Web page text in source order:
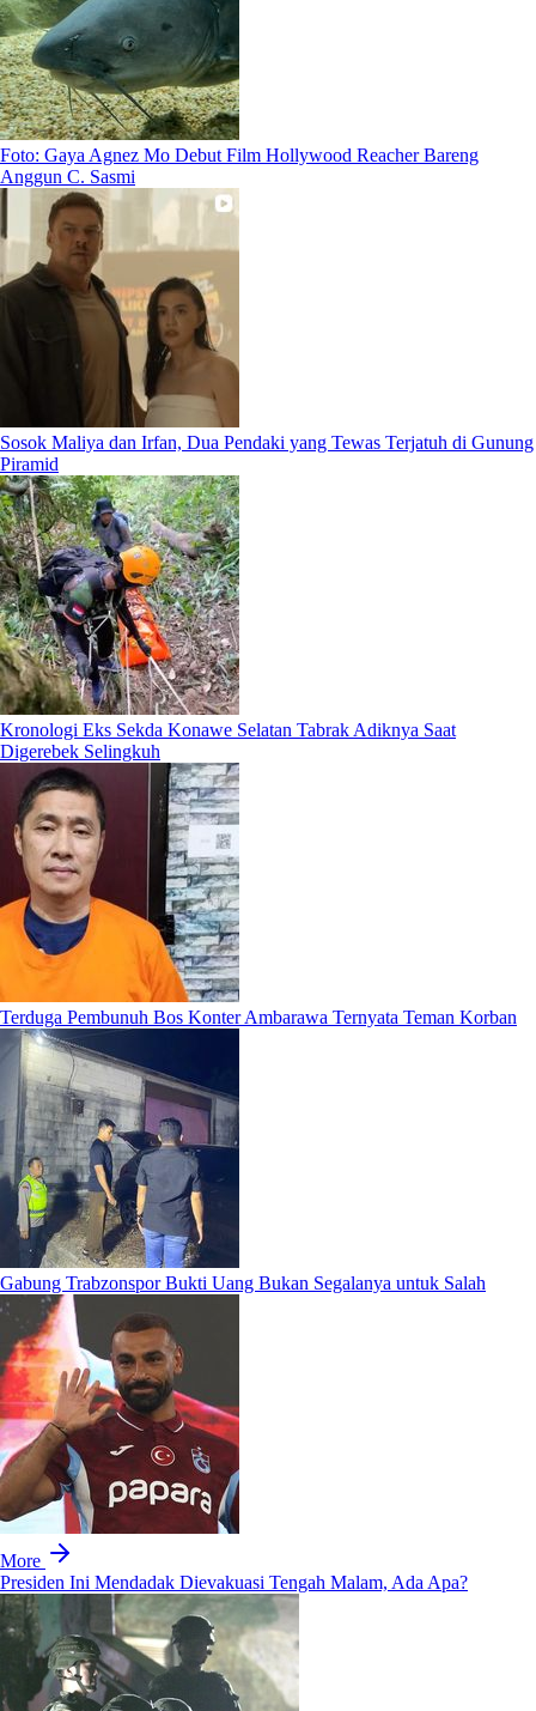
Foto: Gaya Agnez Mo Debut Film Hollywood Reacher Bareng
Anggun C. Sasmi
Sosok Maliya dan Irfan, Dua Pendaki yang Tewas Terjatuh di Gunung
Piramid
Kronologi Eks Sekda Konawe Selatan Tabrak Adiknya Saat
Digerebek Selingkuh
Terduga Pembunuh Bos Konter Ambarawa Ternyata Teman Korban
Gabung Trabzonspor Bukti Uang Bukan Segalanya untuk Salah
More
Presiden Ini Mendadak Dievakuasi Tengah Malam, Ada Apa?